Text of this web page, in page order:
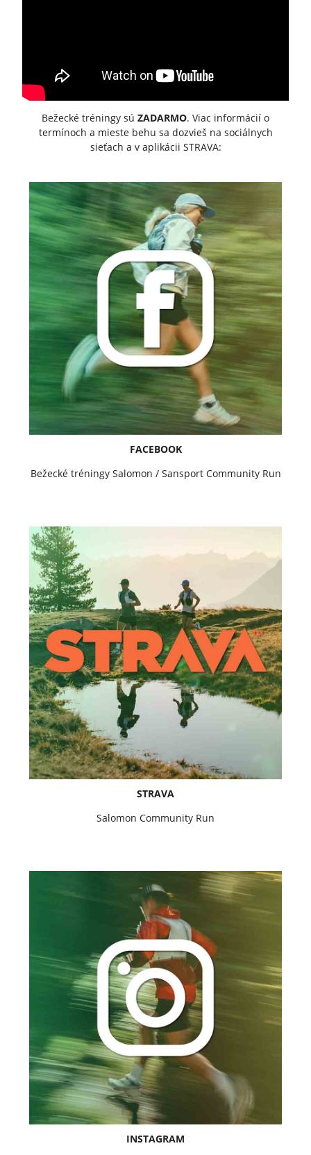
Bežecké tréningy sú ZADARMO. Viac informácií o
termínoch a mieste behu sa dozvieš na sociálnych
sieťach a v aplikácii STRAVA:
FACEBOOK
Bežecké tréningy Salomon / Sansport Community Run
STRAVA
Salomon Community Run
INSTAGRAM